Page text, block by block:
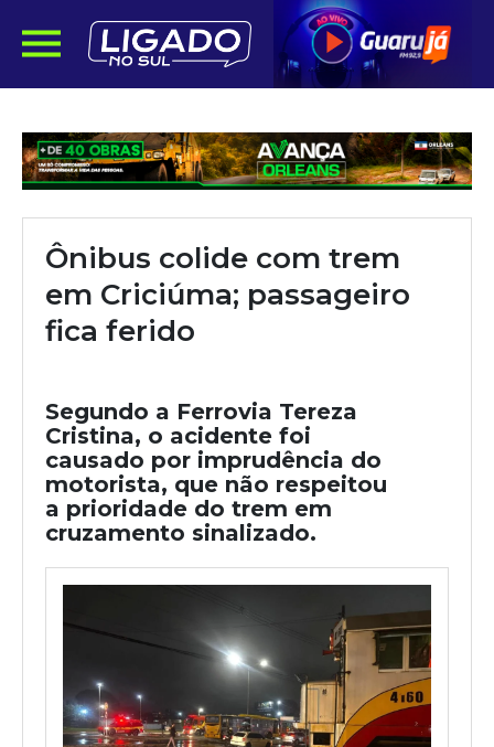
Ônibus colide com trem
em Criciúma; passageiro
fica ferido
Segundo a Ferrovia Tereza
Cristina, o acidente foi
causado por imprudência do
motorista, que não respeitou
a prioridade do trem em
cruzamento sinalizado.